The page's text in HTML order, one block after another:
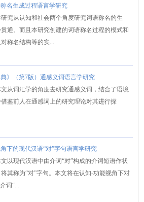
名生成过程语言学研究
究从认知和社会两个角度研究词语称名的生
通。而且本研究创建的词语称名过程的模式和
称名结构等的实...
典》（第7版）通感义词语言学研究
从词汇学的角度去研究通感义词，结合了语境
鉴前人在通感词上的研究理论对其进行探
下的现代汉语“对”字句语言学研究
以现代汉语中由介词“对”构成的介词短语作状
其称为“对”字句。本文将在认知-功能视角下对
词“...